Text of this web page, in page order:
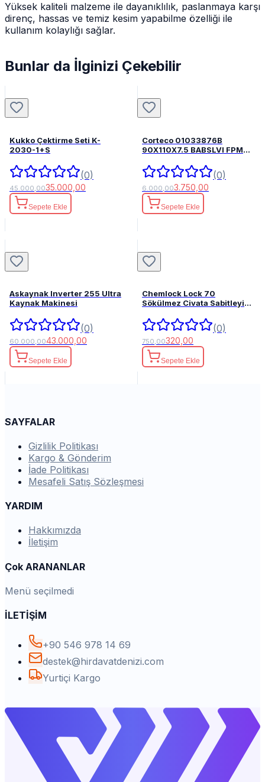
Yüksek kaliteli malzeme ile dayanıklılık, paslanmaya karşı
direnç, hassas ve temiz kesim yapabilme özelliği ile
kullanım kolaylığı sağlar.
Bunlar da İlginizi Çekebilir
Kukko Çektirme Seti K-
2030-1+S
(0)
45.000,0035.000,00
Sepete Ekle
Corteco 01033876B
90X110X7.5 BABSLVI FPM
(0)
6.000,003.750,00
Sepete Ekle
Askaynak Inverter 255 Ultra
Kaynak Makinesi
(0)
60.000,0043.000,00
Sepete Ekle
Chemlock Lock 70
Sökülmez Civata Sabitleyici
(0)
750,00320,00
Sepete Ekle
SAYFALAR
Gizlilik Politikası
Kargo & Gönderim
İade Politikası
Mesafeli Satış Sözleşmesi
YARDIM
Hakkımızda
İletişim
Çok ARANANLAR
Menü seçilmedi
İLETİŞİM
+90 546 978 14 69
destek@hirdavatdenizi.com
Yurtiçi Kargo